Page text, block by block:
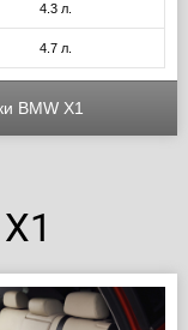
4.3 л.
4.7 л.
BMW X1